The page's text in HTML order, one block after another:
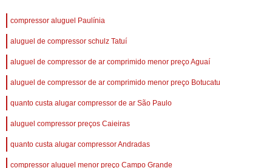
compressor aluguel Paulínia
aluguel de compressor schulz Tatuí
aluguel de compressor de ar comprimido menor preço Aguaí
aluguel de compressor de ar comprimido menor preço Botucatu
quanto custa alugar compressor de ar São Paulo
aluguel compressor preços Caieiras
quanto custa alugar compressor Andradas
compressor aluguel menor preço Campo Grande